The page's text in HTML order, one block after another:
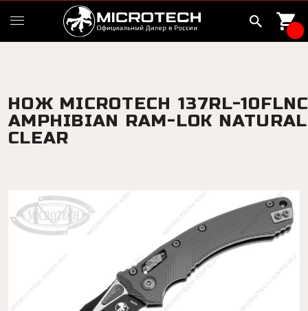
НОЖ MICROTECH 137RL-
AMPHIBIAN RAM-LOK NATURAL
CLEAR